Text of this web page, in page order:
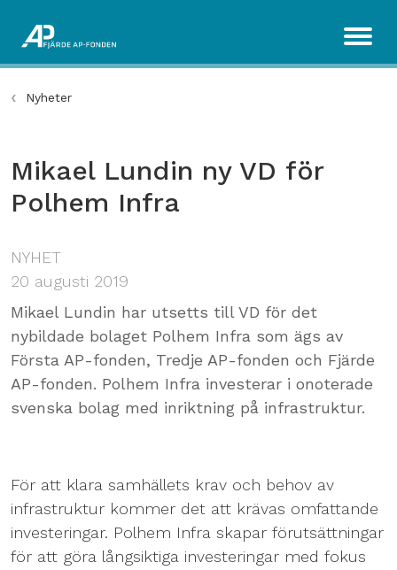
Nyheter
Mikael Lundin ny VD för
Polhem Infra
NYHET
20 augusti 2019
Mikael Lundin har utsetts till VD för det
nybildade bolaget Polhem Infra som ägs av
Första AP-fonden, Tredje AP-fonden och Fjärde
AP-fonden. Polhem Infra investerar i onoterade
svenska bolag med inriktning på infrastruktur.
För att klara samhällets krav och behov av
infrastruktur kommer det att krävas omfattande
investeringar. Polhem Infra skapar förutsättningar
för att göra långsiktiga investeringar med fokus